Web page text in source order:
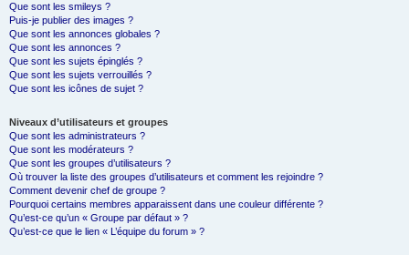
Que sont les smileys ?
Puis-je publier des images ?
Que sont les annonces globales ?
Que sont les annonces ?
Que sont les sujets épinglés ?
Que sont les sujets verrouillés ?
Que sont les icônes de sujet ?
Niveaux d’utilisateurs et groupes
Que sont les administrateurs ?
Que sont les modérateurs ?
Que sont les groupes d’utilisateurs ?
Où trouver la liste des groupes d’utilisateurs et comment les rejoindre ?
Comment devenir chef de groupe ?
Pourquoi certains membres apparaissent dans une couleur différente ?
Qu’est-ce qu’un « Groupe par défaut » ?
Qu’est-ce que le lien « L’équipe du forum » ?